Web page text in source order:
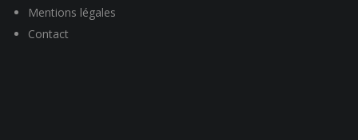
Mentions légales
Contact